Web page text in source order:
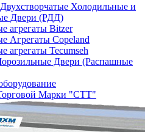
Холодильные и
Двери (РДД)
агрегаты Bitzer
Агрегаты Copeland
агрегаты Tecumseh
Двери (Распашные
Марки "СТТ"